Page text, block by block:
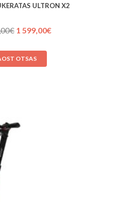
ULTRON X2
€ Algne
oli:
1 749,00€.
1 599,00€Praegune
OTSAS